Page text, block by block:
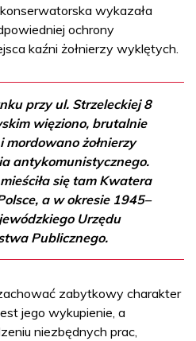
wykazała
ochrony
kaźni żołnierzy wyklętych.
przy ul. Strzeleckiej 8
więziono, brutalnie
mordowano żołnierzy
antykomunistycznego.
się tam Kwatera
a w okresie 1945–
Urzędu
Publicznego.
zabytkowy charakter
jego wykupienie, a
niezbędnych prac,